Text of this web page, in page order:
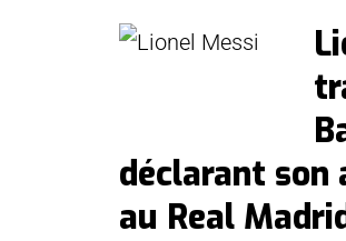
déclarant son
au Real